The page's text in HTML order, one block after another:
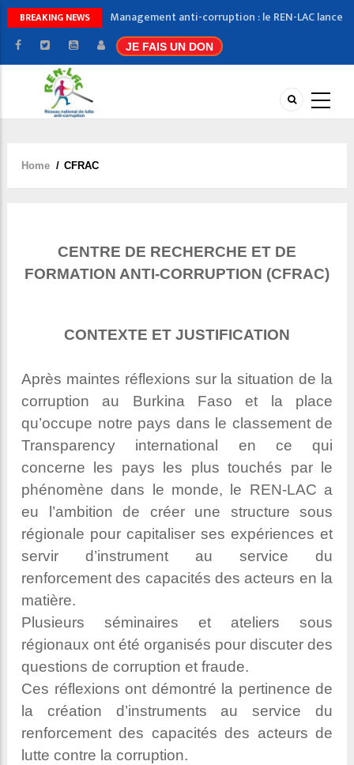
BREAKING NEWS
Management anti-corruption : le REN-LAC lance
la session 2026 de sa formation certifiante
Message de nouvel an du Secrétaire exécutif
corruption dans l’action humanitaire
3ème édition du concours slam : dix candidats
JE FAIS UN DON
Home / CFRAC
CENTRE DE RECHERCHE ET DE
FORMATION ANTI-CORRUPTION (CFRAC)
CONTEXTE ET JUSTIFICATION
Après maintes réflexions sur la situation de la
corruption au Burkina Faso et la place
qu’occupe notre pays dans le classement de
Transparency international en ce qui
concerne les pays les plus touchés par le
phénomène dans le monde, le REN-LAC a
eu l’ambition de créer une structure sous
régionale pour capitaliser ses expériences et
servir d’instrument au service du
renforcement des capacités des acteurs en la
matière.
Plusieurs séminaires et ateliers sous
régionaux ont été organisés pour discuter des
questions de corruption et fraude.
Ces réflexions ont démontré la pertinence de
la création d’instruments au service du
renforcement des capacités des acteurs de
lutte contre la corruption.